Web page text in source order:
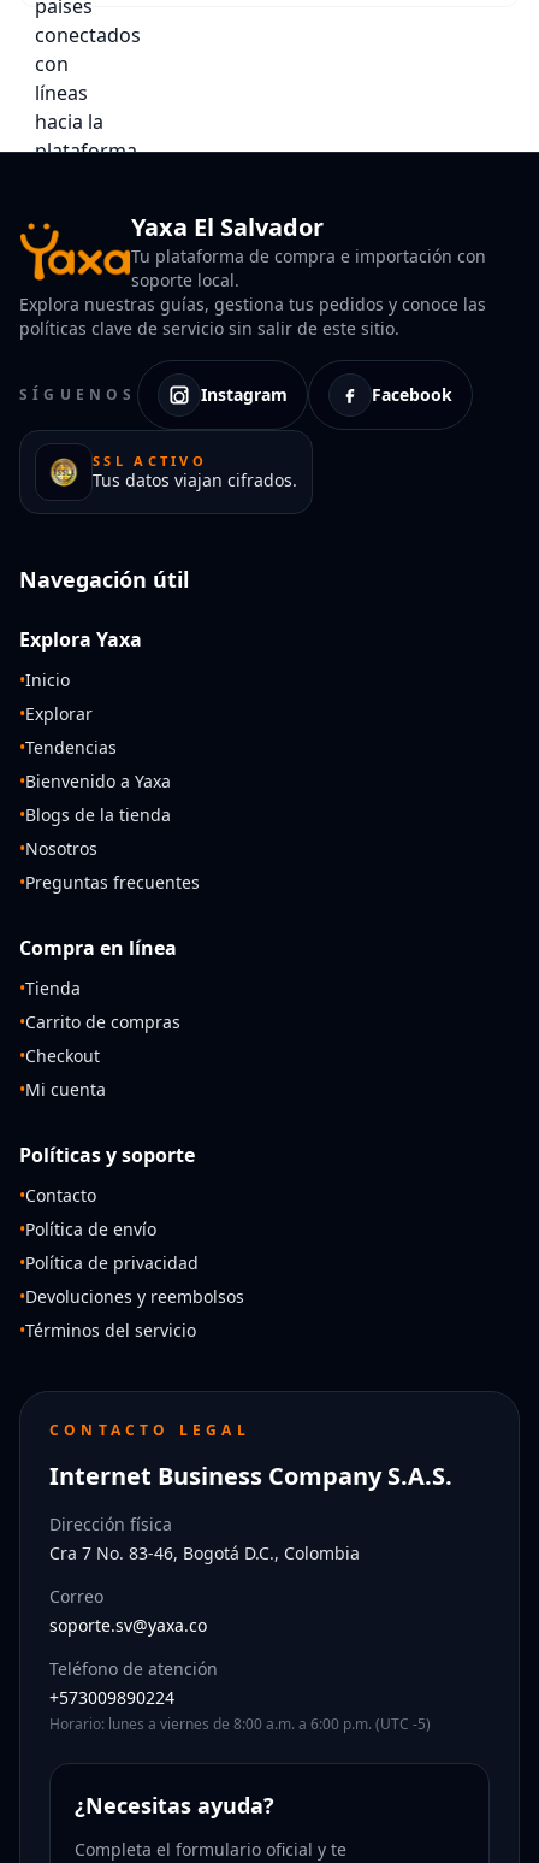
Yaxa El Salvador
Tu plataforma de compra e importación con
soporte local.
Explora nuestras guías, gestiona tus pedidos y conoce las
políticas clave de servicio sin salir de este sitio.
SÍGUENOS Instagram Facebook
SSL ACTIVO
Tus datos viajan cifrados.
Navegación útil
Explora Yaxa
•Inicio
•Explorar
•Tendencias
•Bienvenido a Yaxa
•Blogs de la tienda
•Nosotros
•Preguntas frecuentes
Compra en línea
•Tienda
•Carrito de compras
•Checkout
•Mi cuenta
Políticas y soporte
•Contacto
•Política de envío
•Política de privacidad
•Devoluciones y reembolsos
•Términos del servicio
CONTACTO LEGAL
Internet Business Company S.A.S.
Dirección física
Cra 7 No. 83-46, Bogotá D.C., Colombia
Correo
soporte.sv@yaxa.co
Teléfono de atención
+573009890224
Horario: lunes a viernes de 8:00 a.m. a 6:00 p.m. (UTC -5)
¿Necesitas ayuda?
Completa el formulario oficial y te